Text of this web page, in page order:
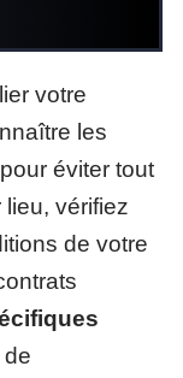
votre
les
éviter tout
lieu, vérifiez
de votre